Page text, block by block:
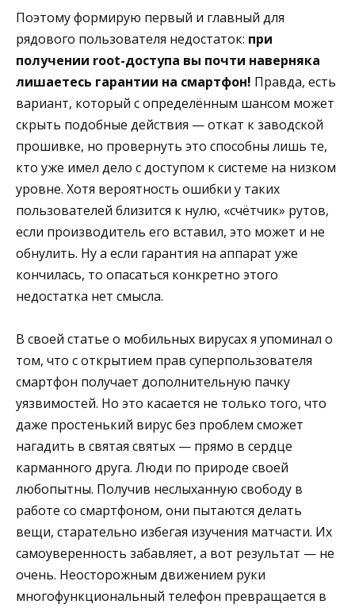
Поэтому формирую первый и главный для
рядового пользователя недостаток: при
получении root-доступа вы почти наверняка
лишаетесь гарантии на смартфон! Правда, есть
вариант, который с определённым шансом может
скрыть подобные действия — откат к заводской
прошивке, но провернуть это способны лишь те,
кто уже имел дело с доступом к системе на низком
уровне. Хотя вероятность ошибки у таких
пользователей близится к нулю, «счётчик» рутов,
если производитель его вставил, это может и не
обнулить. Ну а если гарантия на аппарат уже
кончилась, то опасаться конкретно этого
недостатка нет смысла.
В своей статье о мобильных вирусах я упоминал о
том, что с открытием прав суперпользователя
смартфон получает дополнительную пачку
уязвимостей. Но это касается не только того, что
даже простенький вирус без проблем сможет
нагадить в святая святых — прямо в сердце
карманного друга. Люди по природе своей
любопытны. Получив неслыханную свободу в
работе со смартфоном, они пытаются делать
вещи, старательно избегая изучения матчасти. Их
самоуверенность забавляет, а вот результат — не
очень. Неосторожным движением руки
многофункциональный телефон превращается в